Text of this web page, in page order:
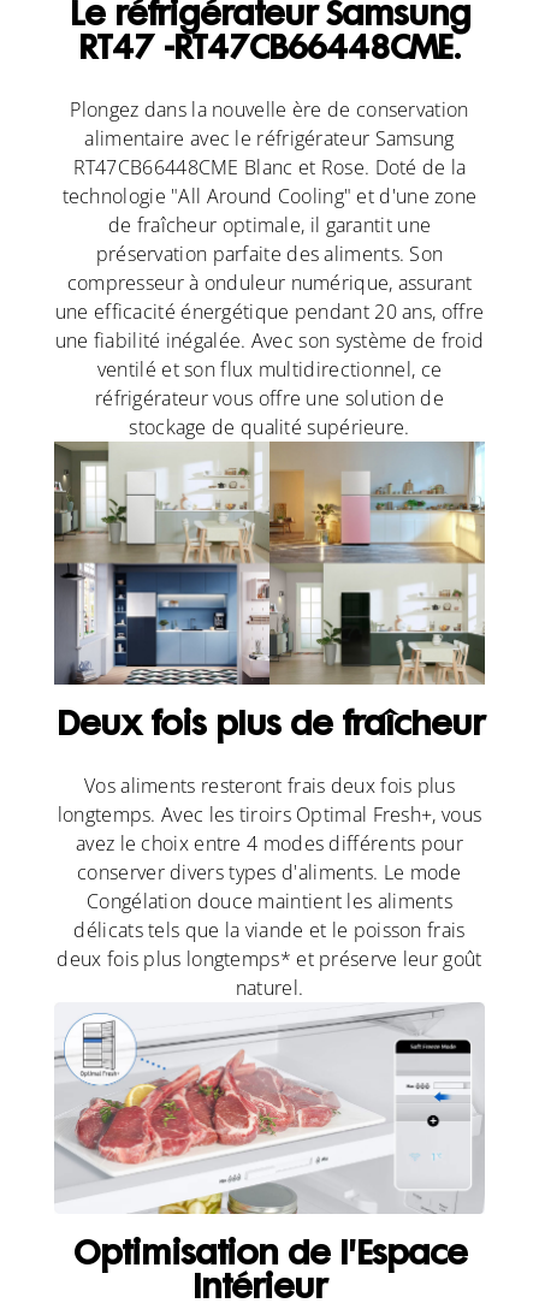
Le réfrigérateur Samsung
RT47 -RT47CB66448CME.
Plongez dans la nouvelle ère de conservation
alimentaire avec le réfrigérateur Samsung
RT47CB66448CME Blanc et Rose. Doté de la
technologie "All Around Cooling" et d'une zone
de fraîcheur optimale, il garantit une
préservation parfaite des aliments. Son
compresseur à onduleur numérique, assurant
une efficacité énergétique pendant 20 ans, offre
une fiabilité inégalée. Avec son système de froid
ventilé et son flux multidirectionnel, ce
réfrigérateur vous offre une solution de
stockage de qualité supérieure.
Deux fois plus de fraîcheur
Vos aliments resteront frais deux fois plus
longtemps. Avec les tiroirs Optimal Fresh+, vous
avez le choix entre 4 modes différents pour
conserver divers types d'aliments. Le mode
Congélation douce maintient les aliments
délicats tels que la viande et le poisson frais
deux fois plus longtemps* et préserve leur goût
naturel.
Optimisation de l'Espace
Intérieur